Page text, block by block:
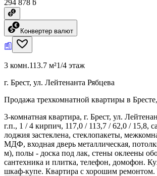
294 878 ƃ
Конвертер валют
3 комн.113.7 м²1/4 этаж
г. Брест, ул. Лейтенанта Рябцева
Продажа трехкомнатной квартиры в
3-комнатная квартира, г. Брест, ул.
г.п., 1 / 4 кирпич, 117,0 / 113,7 / 62,0 / 15,8,
лоджия застеклена, стеклопакеты,
МДФ, входная дверь металлическая,
м), полы - доска под лак, стены оклеены
сантехника и плитка, телефон, домофон.
шкаф-купе. Квартира с хорошим ремонтом.